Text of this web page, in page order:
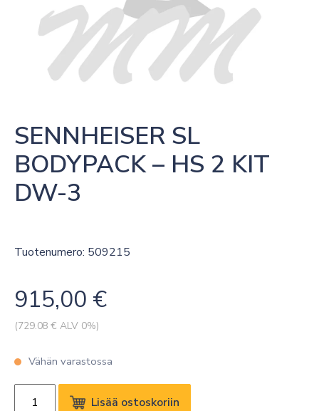
SENNHEISER SL
BODYPACK – HS 2 KIT
DW-3
Tuotenumero: 509215
915,00 €
(729.08 € ALV 0%)
Vähän varastossa
SENNHEISER
Lisää ostoskoriin